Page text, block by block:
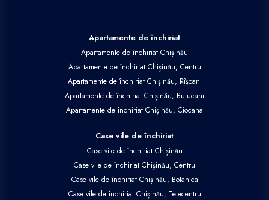
Apartamente de închiriat
Apartamente de închiriat Chișinău
Apartamente de închiriat Chișinău, Centru
Apartamente de închiriat Chișinău, Rîșcani
Apartamente de închiriat Chișinău, Buiucani
Apartamente de închiriat Chișinău, Ciocana
Case vile de închiriat
Case vile de închiriat Chișinău
Case vile de închiriat Chișinău, Centru
Case vile de închiriat Chișinău, Botanica
Case vile de închiriat Chișinău, Telecentru